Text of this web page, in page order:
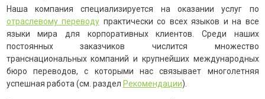
Наша компания специализируется на оказании услуг по
отраслевому переводу практически со всех языков и на все
языки мира для корпоративных клиентов. Среди наших
постоянных заказчиков числится множество
транснациональных компаний и крупнейших международных
бюро переводов, с которыми нас связывает многолетняя
успешная работа (см. раздел Рекомендации).